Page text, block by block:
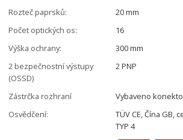
Rozteč paprsků:
20 mm
Počet optických os:
16
Výška ochrany:
300 mm
2 bezpečnostní výstupy
(OSSD)
2 PNP
Zástrčka rozhraní
Vybaveno
Osvědčení:
TÜV CE, Čína GB,
TYP 4